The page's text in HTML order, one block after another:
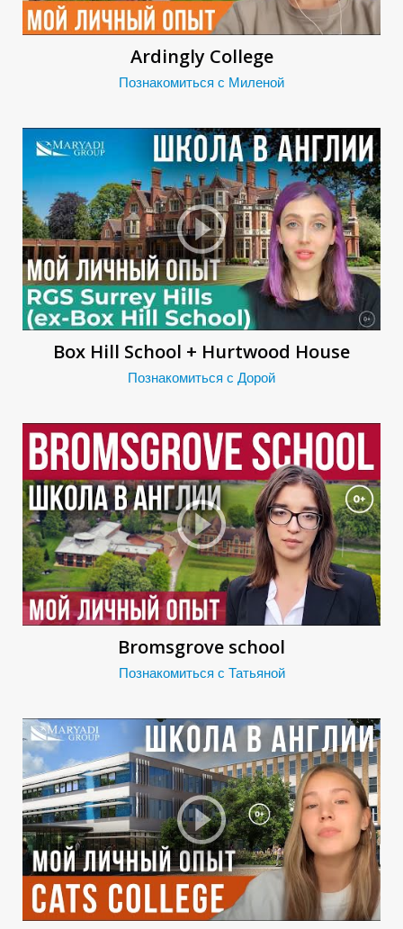
Г
И
Ardingly Сollege
Познакомиться с Миленой
Box Hill School + Hurtwood House
Познакомиться с Дорой
Bromsgrove school
Познакомиться с Татьяной